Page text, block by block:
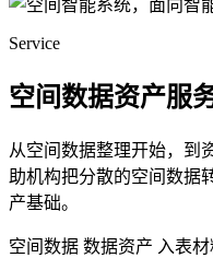
Service
空间数据资产服
从空间数据整理开始，到
助机构把分散的空间数据
产基础。
空间数据 数据资产 入表